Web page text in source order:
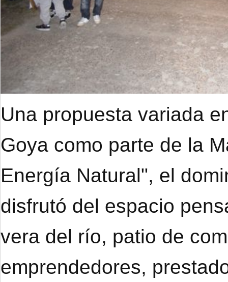
Una propuesta variada
Goya como parte de la
Energía Natural", el
disfrutó del espacio
vera del río, patio de
emprendedores,